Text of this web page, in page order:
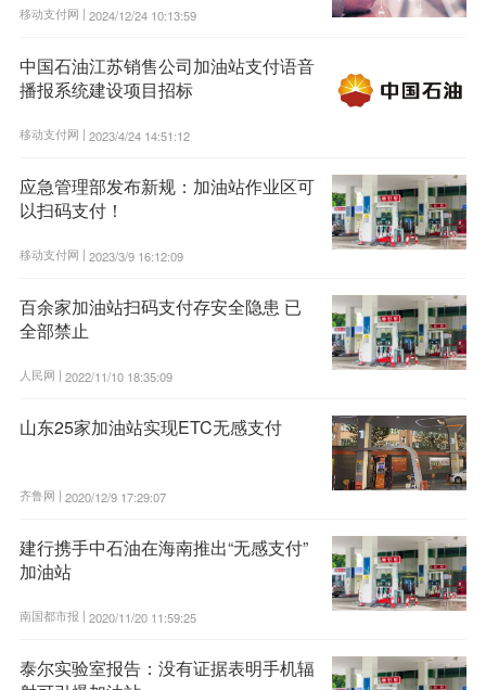
移动支付网 | 2024/12/24 10:13:59
中国石油江苏销售公司加油站支付语音
播报系统建设项目招标
移动支付网 | 2023/4/24 14:51:12
应急管理部发布新规：加油站作业区可
以扫码支付！
移动支付网 | 2023/3/9 16:12:09
百余家加油站扫码支付存安全隐患 已
全部禁止
人民网 | 2022/11/10 18:35:09
山东25家加油站实现ETC无感支付
齐鲁网 | 2020/12/9 17:29:07
建行携手中石油在海南推出“无感支付”
加油站
南国都市报 | 2020/11/20 11:59:25
泰尔实验室报告：没有证据表明手机辐